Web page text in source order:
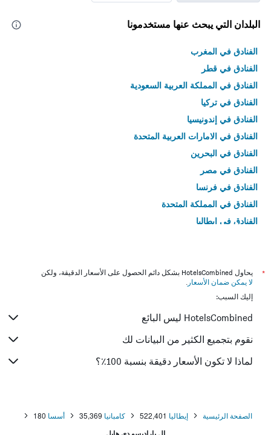
البلدان التي يبحث عنها مستخدمونا
الفنادق في المغرب
الفنادق في قطر
الفنادق في المملكة العربية السعودية
الفنادق في تركيا
الفنادق في إندونيسيا
الفنادق في الامارات العربية المتحدة
الفنادق في البحرين
الفنادق في مصر
الفنادق في فرنسا
الفنادق في المملكة المتحدة
الفنادق في إيطاليا
*
يحاول HotelsCombined بشكل دائم الحصول على الأسعار الدقيقة، ولكن
لا يمكن ضمان الأسعار .
إليك السبب:
HotelsCombined ليس البائع
نقوم بتجميع الكثير من البيانات لك
لماذا لا تكون الأسعار دقيقة بنسبة 100٪؟
الصفحة الرئيسية إيطاليا 522,401 كامبانيا 35,369 أسسا 180